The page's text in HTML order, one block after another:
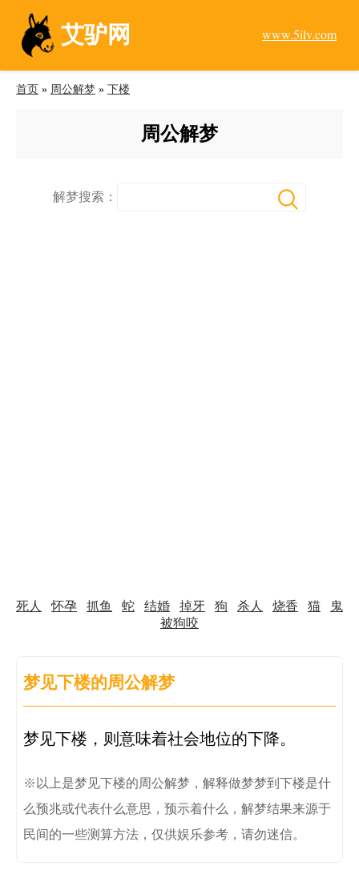
www.5ilv.com
艾驴网
首页 » 周公解梦 » 下楼
周公解梦
解梦搜索：
死人 怀孕 抓鱼 蛇 结婚 掉牙 狗 杀人 烧香 猫
鬼
被狗咬
梦见下楼的周公解梦
※以上是梦见下楼的周公解梦，解释做梦梦到下楼是什
么预兆或代表什么意思，预示着什么，解梦结果来源于
民间的一些测算方法，仅供娱乐参考，请勿迷信。